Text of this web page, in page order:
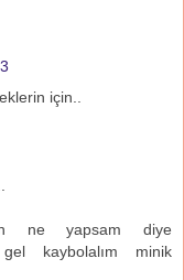
için..
ne yapsam diye
kaybolalım minik